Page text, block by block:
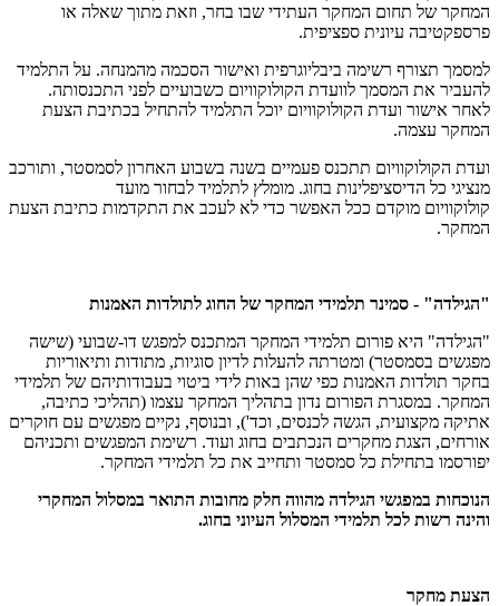
המחקר של תחום המחקר העתידי שבו בחר, וזאת מתוך שאלה או
פרספקטיבה עיונית ספציפית.
למסמך תצורף רשימה ביבליוגרפית ואישור הסכמה מהמנחה. על התלמיד
להעביר את המסמך לוועדת הקולוקוויום כשבועיים לפני התכנסותה.
לאחר אישור ועדת הקולוקוויום יוכל התלמיד להתחיל בכתיבת הצעת
המחקר עצמה.
ועדת הקולוקוויום תתכנס פעמיים בשנה בשבוע האחרון לסמסטר, ותורכב
מנציגי כל הדיסציפלינות בחוג. מומלץ לתלמיד לבחור מועד
קולוקוויום מוקדם ככל האפשר כדי לא לעכב את התקדמות כתיבת הצעת
המחקר.
"הגילדה" - סמינר תלמידי המחקר של החוג לתולדות האמנות
"הגילדה" היא פורום תלמידי המחקר המתכנס למפגש דו-שבועי (שישה
מפגשים בסמסטר) ומטרתה להעלות לדיון סוגיות, מתודות ותיאוריות
בחקר תולדות האמנות כפי שהן באות לידי ביטוי בעבודותיהם של תלמידי
המחקר. במסגרת הפורום נדון בתהליך המחקר עצמו (תהליכי כתיבה,
אתיקה מקצועית, הגשה לכנסים, וכד'), ובנוסף, נקיים מפגשים עם חוקרים
אורחים, הצגת מחקרים הנכתבים בחוג ועוד. רשימת המפגשים ותכניהם
יפורסמו בתחילת כל סמסטר ותחייב את כל תלמידי המחקר.
הנוכחות במפגשי הגילדה מהווה חלק מחובות התואר במסלול המחקרי
והינה רשות לכל תלמידי המסלול העיוני בחוג.
הצעת מחקר